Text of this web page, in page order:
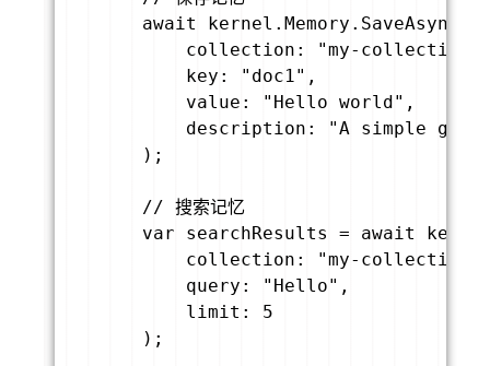
await kernel.Memory.SaveAsync(
collection: "my-
key: "doc1",
value: "Hello world",
description: "A simple
);
// 搜索记忆
var searchResults = await
collection: "my-
query: "Hello",
limit: 5
);